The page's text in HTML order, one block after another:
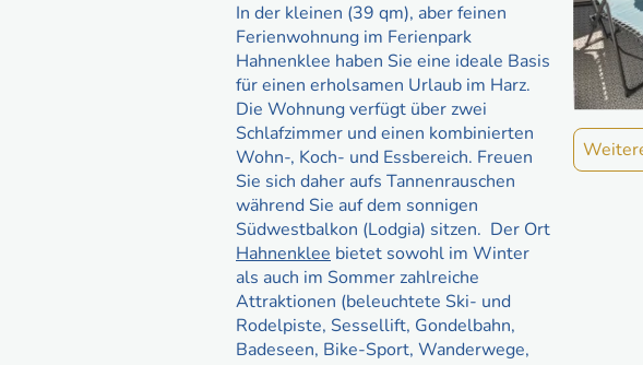
In der kleinen (39 qm), aber feinen
Ferienwohnung im Ferienpark
Hahnenklee haben Sie eine ideale Basis
für einen erholsamen Urlaub im Harz.
Die Wohnung verfügt über zwei
Schlafzimmer und einen kombinierten
Wohn-, Koch- und Essbereich. Freuen
Sie sich daher aufs Tannenrauschen
während Sie auf dem sonnigen
Südwestbalkon (Lodgia) sitzen. Der Ort
Hahnenklee bietet sowohl im Winter
als auch im Sommer zahlreiche
Attraktionen (beleuchtete Ski- und
Rodelpiste, Sessellift, Gondelbahn,
Badeseen, Bike-Sport, Wanderwege,